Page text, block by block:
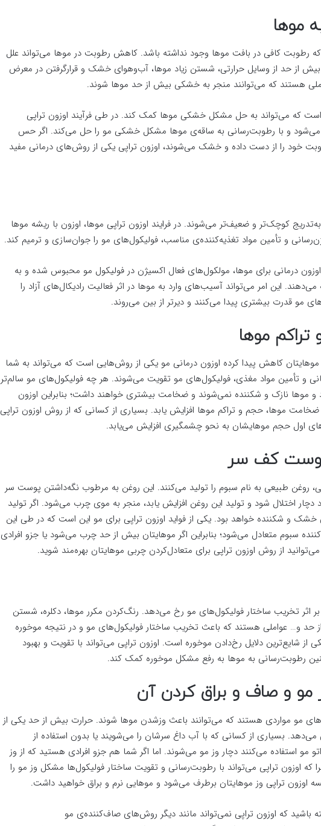
رطوبت کافی در بافت موها وجود نداشته باشد. کاهش رطوبت در موها می‌تواند علل
از حد از وسایل حرارتی، شستن زیاد موها، آب‌وهوای خشک و قرارگرفتن در معرض
هستند که می‌توانند منجر به خشکی بیش از حد موها شوند.
است که می‌تواند به حل مشکل خشکی موها کمک کند. در طی فرآیند اوزون تراپی
و با رطوبت‌رسانی به ساقه‌ی موها مشکل خشکی مو را حل می‌کند. اگر حس
خود را از دست داده و خشک می‌شوند، اوزون تراپی یکی از روش‌های درمانی مفید
کوچک‌تر و ضعیف‌تر می‌شوند. در فرایند اوزون تراپی موها، اوزون با ریشه موها
و تأمین مواد تغذیه‌کننده‌‌ی مناسب، فولیکول‌های مو را جوان‌سازی و ترمیم کند.
اوزون درمانی برای موها، مولکول‌های فعال اکسیژن در فولیکول مو محبوس شده و به
این امر می‌تواند آسیب‌های وارد به موها در اثر فعالیت رادیکال‌های آزاد را
مو قدرت بیشتری پیدا می‌کنند و دیرتر از بین می‌روند.
کاهش پیدا کرده اوزون درمانی مو یکی از روش‌هایی است که می‌تواند به شما
و تأمین مواد مغذی، فولیکول‌های مو تقویت می‌شوند. هر چه فولیکول‌های مو سالم‌تر
و موها نازک و شکننده نمی‌شوند و ضخامت بیشتری خواهند داشت؛ بنابراین اوزون
موها، حجم و تراکم موها افزایش یابد. بسیاری از کسانی که از روش اوزون تراپی
اول حجم موهایشان به نحو چشمگیری افزایش می‌یابد.
روغن طبیعی به نام سبوم را تولید می‌کنند. این روغن به مرطوب نگه‌داشتن پوست سر
اختلال شود و تولید این روغن افزایش یابد، منجر به موی چرب می‌شود. اگر تولید
و شکننده خواهد بود. یکی از فواید اوزون تراپی برای مو این است که در طی این
سبوم متعادل می‌شود؛ بنابراین اگر موهایتان بیش از حد چرب می‌شود یا جزو افرادی
از روش اوزون تراپی برای متعادل‌کردن چربی موهایتان بهره‌مند شوید.
اثر تخریب ساختار فولیکول‌های مو رخ می‌دهد. رنگ‌کردن مکرر موها، دکلره، شستن
حد و… عواملی هستند که باعث تخریب ساختار فولیکول‌های مو و در نتیجه موخوره
شایع‌ترین دلایل رخ‌دادن موخوره است. اوزون تراپی می‌تواند با تقویت و بهبود
رطوبت‌رسانی به موها به رفع مشکل موخوره کمک کند.
مو مواردی هستند که می‌توانند باعث وزشدن موها شوند. حرارت بیش از حد یکی از
بسیاری از کسانی که با آب داغ سرشان را می‌شویند یا بدون استفاده از
مو استفاده می‌کنند دچار وز مو می‌شوند. اما اگر شما هم جزو افرادی هستید که از وز
که اوزون تراپی می‌تواند با رطوبت‌رسانی و تقویت ساختار فولیکول‌ها مشکل وز مو را
اوزون تراپی وز موهایتان برطرف می‌شود و موهایی نرم و براق خواهید داشت.
باشید که اوزون تراپی نمی‌تواند مانند دیگر روش‌های صاف‌کننده‌ی مو